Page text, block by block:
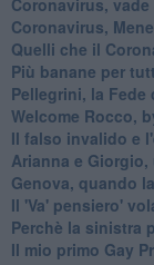
Coronavirus,
Quelli che il
Più banane per
Pellegrini, la
Welcome Rocco,
Il falso invalido e
Arianna e
Genova, quando
Il 'Va' pensiero'
Perchè la sinistra
Il mio primo Gay